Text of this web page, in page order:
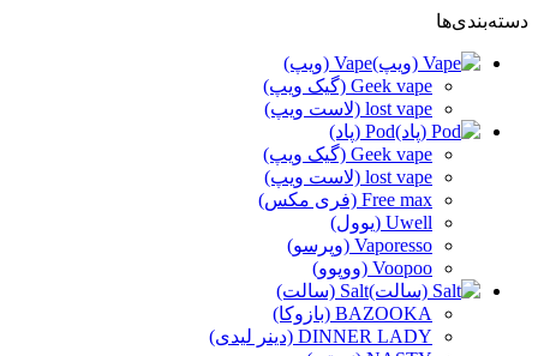
دسته‌بندی‌ها
Vape (ویپ)
Geek vape (گیک ویپ)
lost vape (لاست ویپ)
Pod (پاد)
Geek vape (گیک ویپ)
lost vape (لاست ویپ)
Free max (فری مکس)
Uwell (یوول)
Vaporesso (وپرسو)
Voopoo (ووپوو)
Salt (سالت)
BAZOOKA (بازوکا)
DINNER LADY (دینر لیدی)